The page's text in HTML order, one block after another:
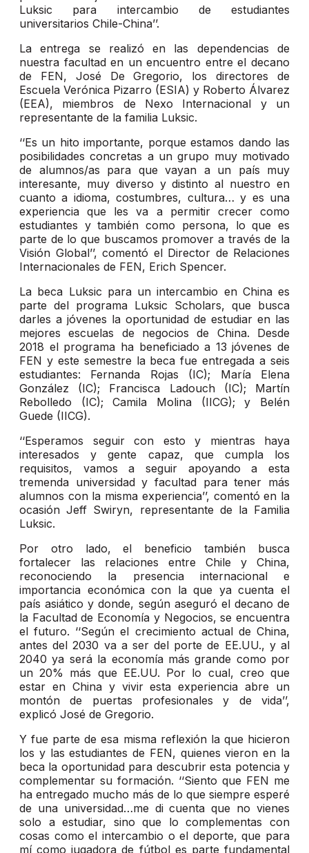
Luksic para intercambio de estudiantes
universitarios Chile-China’’.
La entrega se realizó en las dependencias de
nuestra facultad en un encuentro entre el decano
de FEN, José De Gregorio, los directores de
Escuela Verónica Pizarro (ESIA) y Roberto Álvarez
(EEA), miembros de Nexo Internacional y un
representante de la familia Luksic.
‘‘Es un hito importante, porque estamos dando las
posibilidades concretas a un grupo muy motivado
de alumnos/as para que vayan a un país muy
interesante, muy diverso y distinto al nuestro en
cuanto a idioma, costumbres, cultura… y es una
experiencia que les va a permitir crecer como
estudiantes y también como persona, lo que es
parte de lo que buscamos promover a través de la
Visión Global’’, comentó el Director de Relaciones
Internacionales de FEN, Erich Spencer.
La beca Luksic para un intercambio en China es
parte del programa Luksic Scholars, que busca
darles a jóvenes la oportunidad de estudiar en las
mejores escuelas de negocios de China. Desde
2018 el programa ha beneficiado a 13 jóvenes de
FEN y este semestre la beca fue entregada a seis
estudiantes: Fernanda Rojas (IC); María Elena
González (IC); Francisca Ladouch (IC); Martín
Rebolledo (IC); Camila Molina (IICG); y Belén
Guede (IICG).
‘‘Esperamos seguir con esto y mientras haya
interesados y gente capaz, que cumpla los
requisitos, vamos a seguir apoyando a esta
tremenda universidad y facultad para tener más
alumnos con la misma experiencia’’, comentó en la
ocasión Jeff Swiryn, representante de la Familia
Luksic.
Por otro lado, el beneficio también busca
fortalecer las relaciones entre Chile y China,
reconociendo la presencia internacional e
importancia económica con la que ya cuenta el
país asiático y donde, según aseguró el decano de
la Facultad de Economía y Negocios, se encuentra
el futuro. ‘‘Según el crecimiento actual de China,
antes del 2030 va a ser del porte de EE.UU., y al
2040 ya será la economía más grande como por
un 20% más que EE.UU. Por lo cual, creo que
estar en China y vivir esta experiencia abre un
montón de puertas profesionales y de vida’’,
explicó José de Gregorio.
Y fue parte de esa misma reflexión la que hicieron
los y las estudiantes de FEN, quienes vieron en la
beca la oportunidad para descubrir esta potencia y
complementar su formación. ‘‘Siento que FEN me
ha entregado mucho más de lo que siempre esperé
de una universidad…me di cuenta que no vienes
solo a estudiar, sino que lo complementas con
cosas como el intercambio o el deporte, que para
mí como jugadora de fútbol es parte fundamental